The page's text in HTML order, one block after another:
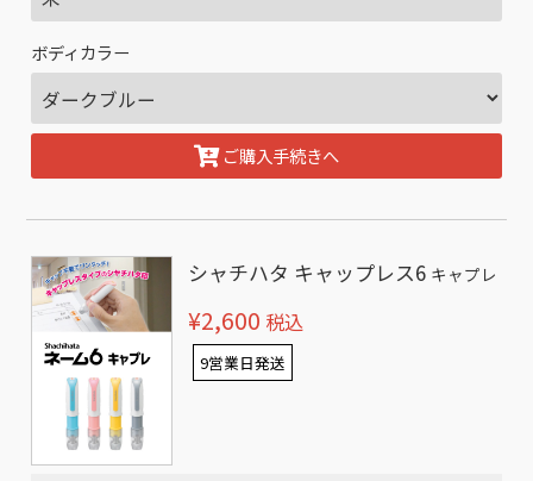
ボディカラー
ご購入手続きへ
シャチハタ キャップレス6 キャプレ
¥2,600 税込
9営業日発送